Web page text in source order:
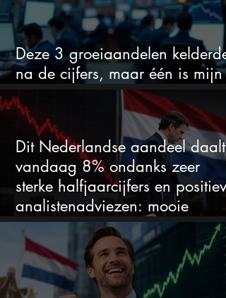
Deze 3 groeiaandelen
na de cijfers, maar één is mijn
duidelijke favoriet
Dit Nederlandse aandeel daalt
vandaag 8% ondanks zeer
sterke halfjaarcijfers en positieve
analistenadviezen: mooie
koopkans?